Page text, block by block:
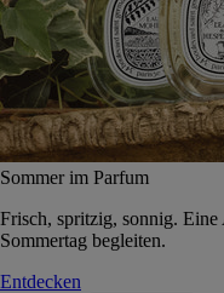
Sommer im Parfum
Frisch, spritzig, sonnig.
Sommertag begleiten.
Entdecken